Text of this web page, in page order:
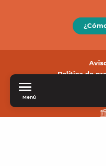
Menú
Política de